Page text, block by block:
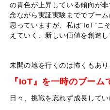
の青色が上昇している傾向が
念ながら実証実験まででブー
思っていますが、私は“IoT”こ
えていく、新しい価値を創造
未開の地を行くのは怖くもあ
『IoT』を一時のブーム
日々、挑戦を忘れず成長してい